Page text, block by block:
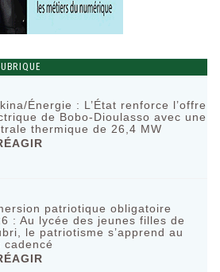
Énergie : L’État renforce l’offre
de Bobo-Dioulasso avec une
thermique de 26,4 MW
patriotique obligatoire
: Au lycée des jeunes filles de
le patriotisme s’apprend au
cadencé